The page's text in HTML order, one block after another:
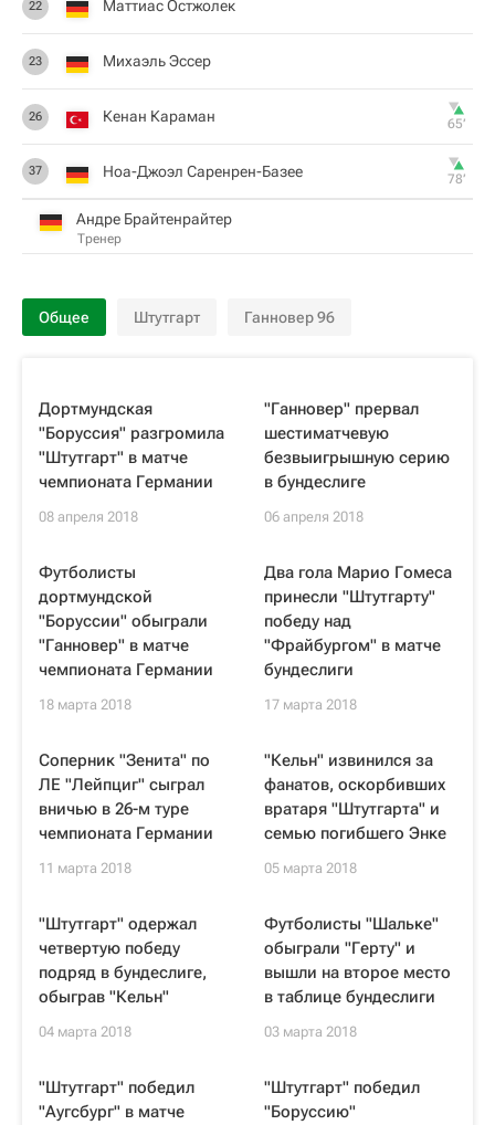
22 Маттиас Остжолек
23 Михаэль Эссер
26 Кенан Караман 65‎’‎
37 Ноа-Джоэл Саренрен-Базее 78‎’‎
Андре Брайтенрайтер
Тренер
Общее Штутгарт Ганновер 96
Дортмундская
"Боруссия" разгромила
"Штутгарт" в матче
чемпионата Германии
08 апреля 2018
"Ганновер" прервал
шестиматчевую
безвыигрышную серию
в бундеслиге
06 апреля 2018
Футболисты
дортмундской
"Боруссии" обыграли
"Ганновер" в матче
чемпионата Германии
18 марта 2018
Два гола Марио Гомеса
принесли "Штутгарту"
победу над
"Фрайбургом" в матче
бундеслиги
17 марта 2018
Соперник "Зенита" по
ЛЕ "Лейпциг" сыграл
вничью в 26-м туре
чемпионата Германии
11 марта 2018
"Кельн" извинился за
фанатов, оскорбивших
вратаря "Штутгарта" и
семью погибшего Энке
05 марта 2018
"Штутгарт" одержал
четвертую победу
подряд в бундеслиге,
обыграв "Кельн"
04 марта 2018
Футболисты "Шальке"
обыграли "Герту" и
вышли на второе место
в таблице бундеслиги
03 марта 2018
"Штутгарт" победил
"Аугсбург" в матче
"Штутгарт" победил
"Боруссию"